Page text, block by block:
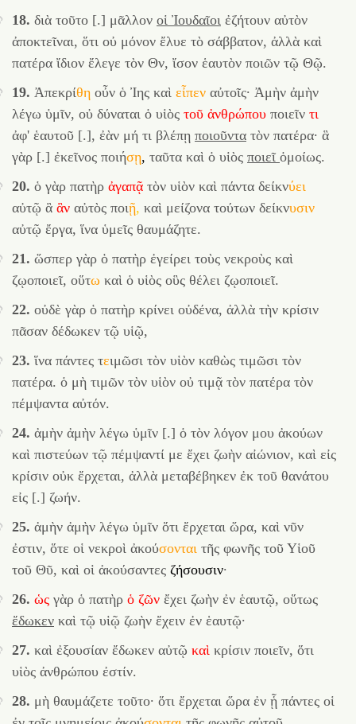
18. διὰ τοῦτο [.] μᾶλλον οἱ Ἰουδαῖοι ἐζήτουν αὐτὸν
ἀποκτεῖναι, ὅτι οὐ μόνον ἔλυε τὸ σάββατον, ἀλλὰ καὶ
πατέρα ἴδιον ἔλεγε τὸν Θν, ἴσον ἑαυτὸν ποιῶν τῷ Θῷ.
19. Ἀπεκρίθη οὖν ὁ Ἰης καὶ εἶπεν αὐτοῖς· Ἀμὴν ἀμὴν
λέγω ὑμῖν, οὐ δύναται ὁ υἱὸς τοῦ ἀνθρώπου ποιεῖν τι
ἀφ' ἑαυτοῦ [.], ἐὰν μή τι βλέπῃ ποιοῦντα τὸν πατέρα· ἃ
γὰρ [.] ἐκεῖνος ποιήσῃ, ταῦτα καὶ ὁ υἱὸς ποιεῖ ὁμοίως.
20. ὁ γὰρ πατὴρ ἀγαπᾷ τὸν υἱὸν καὶ πάντα δείκνύει
αὐτῷ ἃ ἃν αὐτὸς ποιῇ, καὶ μείζονα τούτων δείκνυσιν
αὐτῷ ἔργα, ἵνα ὑμεῖς θαυμάζητε.
21. ὥσπερ γὰρ ὁ πατὴρ ἐγείρει τοὺς νεκροὺς καὶ
ζῳοποιεῖ, οὕτω καὶ ὁ υἱὸς οὓς θέλει ζῳοποιεῖ.
22. οὐδὲ γὰρ ὁ πατὴρ κρίνει οὐδένα, ἀλλὰ τὴν κρίσιν
πᾶσαν δέδωκεν τῷ υἱῷ,
23. ἵνα πάντες τειμῶσι τὸν υἱὸν καθὼς τιμῶσι τὸν
πατέρα. ὁ μὴ τιμῶν τὸν υἱὸν οὐ τιμᾷ τὸν πατέρα τὸν
πέμψαντα αὐτόν.
24. ἀμὴν ἀμὴν λέγω ὑμῖν [.] ὁ τὸν λόγον μου ἀκούων
καὶ πιστεύων τῷ πέμψαντί με ἔχει ζωὴν αἰώνιον, καὶ εἰς
κρίσιν οὐκ ἔρχεται, ἀλλὰ μεταβέβηκεν ἐκ τοῦ θανάτου
εἰς [.] ζωήν.
25. ἀμὴν ἀμὴν λέγω ὑμῖν ὅτι ἔρχεται ὥρα, καὶ νῦν
ἐστιν, ὅτε οἱ νεκροὶ ἀκούσονται τῆς φωνῆς τοῦ Υἱοῦ
τοῦ Θῦ, καὶ οἱ ἀκούσαντες ζήσουσιν·
26. ὡς γὰρ ὁ πατὴρ ὁ ζῶν ἔχει ζωὴν ἐν ἑαυτῷ, οὕτως
ἔδωκεν καὶ τῷ υἱῷ ζωὴν ἔχειν ἐν ἑαυτῷ·
27. καὶ ἐξουσίαν ἔδωκεν αὐτῷ καὶ κρίσιν ποιεῖν, ὅτι
υἱὸς ἀνθρώπου ἐστίν.
28. μὴ θαυμάζετε τοῦτο· ὅτι ἔρχεται ὥρα ἐν ᾗ πάντες οἱ